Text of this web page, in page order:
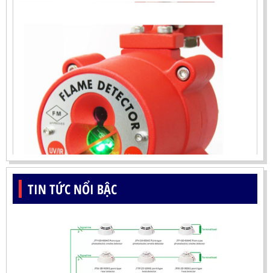
ĐẦU BÁO LỬA UV-IR CHỐNG NỔ-UX150 KOREA
Mã sản phẩm: UX150
TIN TỨC NỔI BẬC